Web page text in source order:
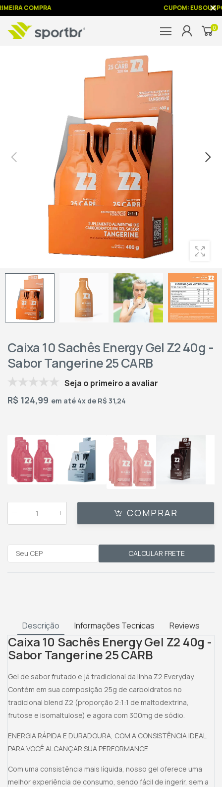
COMPRA CUPOM:
0
Caixa 10 Sachês Energy Gel Z2 40g -
Sabor Tangerine 25 CARB
Seja o primeiro a avaliar
R$ 124,99 em até 4x de R$ 31,24
COMPRAR
CALCULAR FRETE
Descrição Informações Tecnicas Reviews
Caixa 10 Sachês Energy Gel Z2 40g -
Sabor Tangerine 25 CARB
Gel de sabor frutado e já tradicional da linha Z2 Everyday.
Contém em sua composição 25g de carboidratos no
tradicional blend Z2 (proporção 2:1:1 de maltodextrina,
frutose e isomaltulose) e agora com 300mg de sódio.
ENERGIA RÁPIDA E DURADOURA, COM A CONSISTÊNCIA IDEAL
PARA VOCÊ ALCANÇAR SUA PERFORMANCE
Com uma consistência mais líquida, nosso gel oferece uma
melhor experiência de consumo, sendo fácil de ingerir, sem a